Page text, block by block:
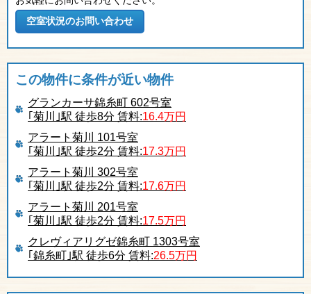
この物件に条件が近い物件
グランカーサ錦糸町 602号室
｢菊川｣駅 徒歩8分 賃料:16.4万円
アラート菊川 101号室
｢菊川｣駅 徒歩2分 賃料:17.3万円
アラート菊川 302号室
｢菊川｣駅 徒歩2分 賃料:17.6万円
アラート菊川 201号室
｢菊川｣駅 徒歩2分 賃料:17.5万円
クレヴィアリグゼ錦糸町 1303号室
｢錦糸町｣駅 徒歩6分 賃料:26.5万円